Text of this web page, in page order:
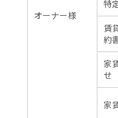
オーナー様
特
賃
約
家
せ
家